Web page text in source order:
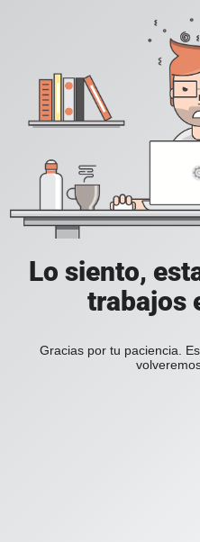
Lo siento,
trabajos
Gracias por tu paciencia.